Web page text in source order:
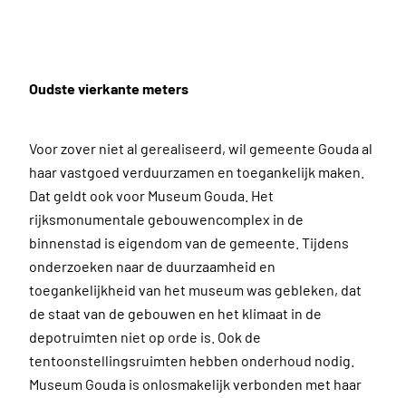
Oudste vierkante meters
Voor zover niet al gerealiseerd, wil gemeente Gouda al
haar vastgoed verduurzamen en toegankelijk maken.
Dat geldt ook voor Museum Gouda. Het
rijksmonumentale gebouwencomplex in de
binnenstad is eigendom van de gemeente. Tijdens
onderzoeken naar de duurzaamheid en
toegankelijkheid van het museum was gebleken, dat
de staat van de gebouwen en het klimaat in de
depotruimten niet op orde is. Ook de
tentoonstellingsruimten hebben onderhoud nodig.
Museum Gouda is onlosmakelijk verbonden met haar